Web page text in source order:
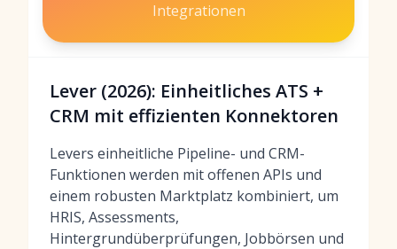
Integrationen
Lever (2026): Einheitliches ATS +
CRM mit effizienten Konnektoren
Levers einheitliche Pipeline- und CRM-
Funktionen werden mit offenen APIs und
einem robusten Marktplatz kombiniert, um
HRIS, Assessments,
Hintergrundüberprüfungen, Jobbörsen und